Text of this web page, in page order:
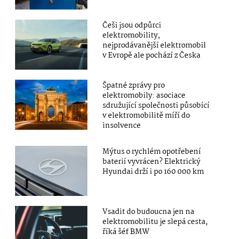
Češi jsou odpůrci
elektromobility,
nejprodávanější elektromobil
v Evropě ale pochází z Česka
Špatné zprávy pro
elektromobily: asociace
sdružující společnosti působící
v elektromobilitě míří do
insolvence
Mýtus o rychlém opotřebení
baterií vyvrácen? Elektrický
Hyundai drží i po 160 000 km
Vsadit do budoucna jen na
elektromobilitu je slepá cesta,
říká šéf BMW